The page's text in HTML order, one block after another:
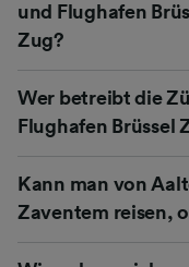
und Flughafen
Zug?
Wer betreibt die
Flughafen Brüssel
Kann man von
Zaventem reisen,